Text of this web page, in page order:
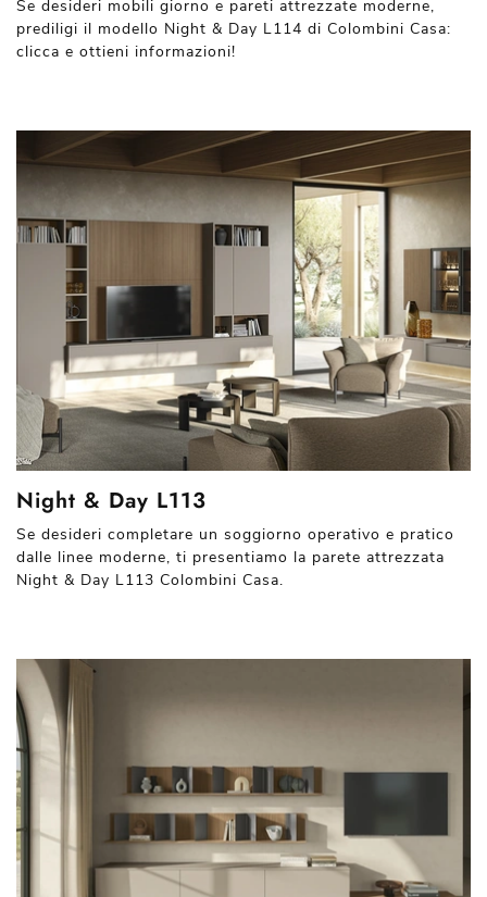
Se desideri mobili giorno e pareti attrezzate moderne,
prediligi il modello Night & Day L114 di Colombini Casa:
clicca e ottieni informazioni!
Night & Day L113
Se desideri completare un soggiorno operativo e pratico
dalle linee moderne, ti presentiamo la parete attrezzata
Night & Day L113 Colombini Casa.